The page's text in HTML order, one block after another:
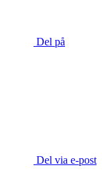
Del på
Del via e-post